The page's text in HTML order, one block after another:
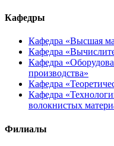
Кафедры
Кафедра «Высшая
Кафедра
Кафедра
производства»
Кафедра
Кафедра
волокнистых
Филиалы